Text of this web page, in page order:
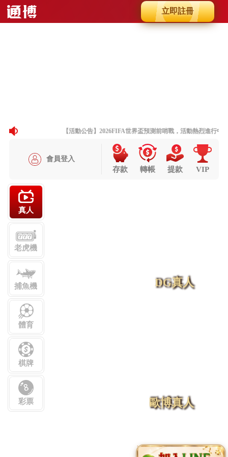
立即註冊
【活動公告】2026FIFA世界盃預測前哨戰，活動熱烈進行
會員登入
存款 轉帳 提款 VIP
真人
老虎機
捕魚機
體育
棋牌
彩票
DG真人
歐博真人